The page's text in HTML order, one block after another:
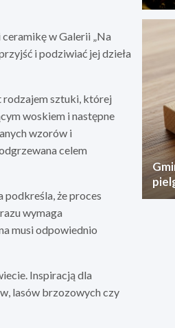
w Galerii „Na
i podziwiać jej dzieła
rodzajem sztuki, której
woskiem i następne
wzorów i
celem
że proces
wymaga
musi odpowiednio
Inspiracją dla
lasów brzozowych czy